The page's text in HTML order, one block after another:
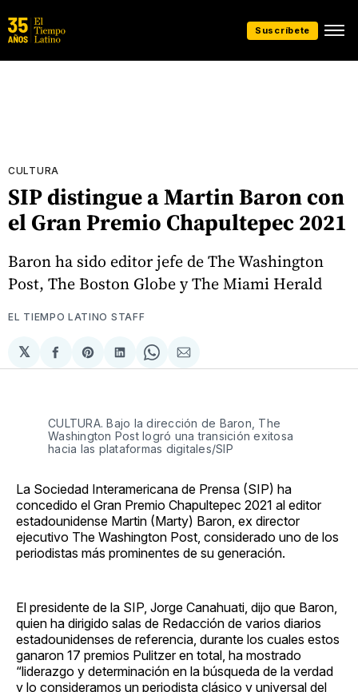
Suscríbete
CULTURA
SIP distingue a Martin Baron con
el Gran Premio Chapultepec 2021
Baron ha sido editor jefe de The Washington
Post, The Boston Globe y The Miami Herald
EL TIEMPO LATINO STAFF
𝕏
Compartir
en
Share
on
Compartir
en
Share
on
Compartir
via
CULTURA. Bajo la dirección de Baron, The
Washington Post logró una transición exitosa
hacia las plataformas digitales/SIP
La Sociedad Interamericana de Prensa (SIP) ha
concedido el Gran Premio Chapultepec 2021 al editor
estadounidense Martin (Marty) Baron, ex director
ejecutivo The Washington Post, considerado uno de los
periodistas más prominentes de su generación.
El presidente de la SIP, Jorge Canahuati, dijo que Baron,
quien ha dirigido salas de Redacción de varios diarios
estadounidenses de referencia, durante los cuales estos
ganaron 17 premios Pulitzer en total, ha mostrado
“liderazgo y determinación en la búsqueda de la verdad
y lo consideramos un periodista clásico y universal del